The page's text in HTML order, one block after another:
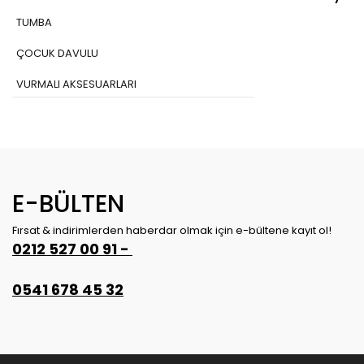
TUMBA
ÇOCUK DAVULU
VURMALI AKSESUARLARI
BONGO
HANDPAN-HANG DRUM
ASMA DAVUL
E-BÜLTEN
Fırsat & indirimlerden haberdar olmak için e-bültene kayıt ol!
0212 527 00 91 -
0541 678 45 32